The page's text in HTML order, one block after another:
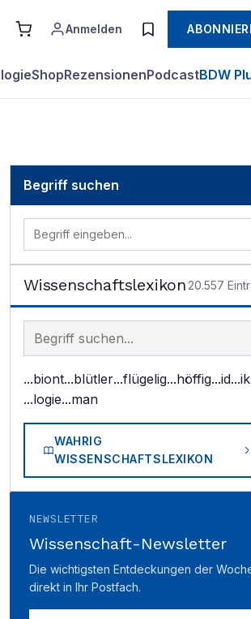
Anmelden
ShopRezensionenPodcastBDW
Begriff suchen
Wissenschaftslexikon 20.557
Begriff im Lexikon suchen
...biont...blütler...flügelig...höffig...id...ik
...logie...man
WAHRIG
WISSENSCHAFTSLEXIKON
NEWSLETTER
Wissenschaft-Newsletter
Die wichtigsten Entdeckungen der
direkt in Ihr Postfach.